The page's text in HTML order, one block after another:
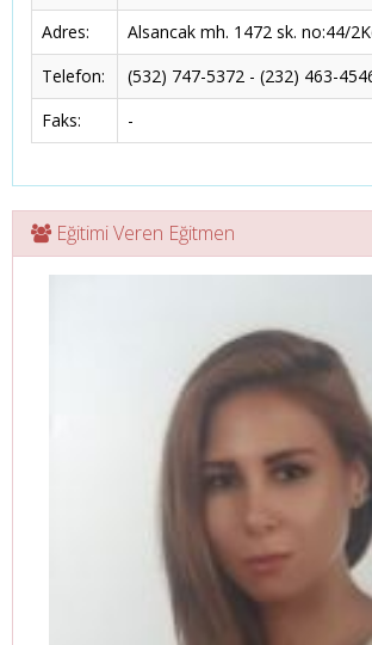
Adres:
Alsancak mh. 1472 sk. no:44/
Telefon:
(532) 747-5372 - (232) 463-
Faks:
-
Eğitimi Veren Eğitmen